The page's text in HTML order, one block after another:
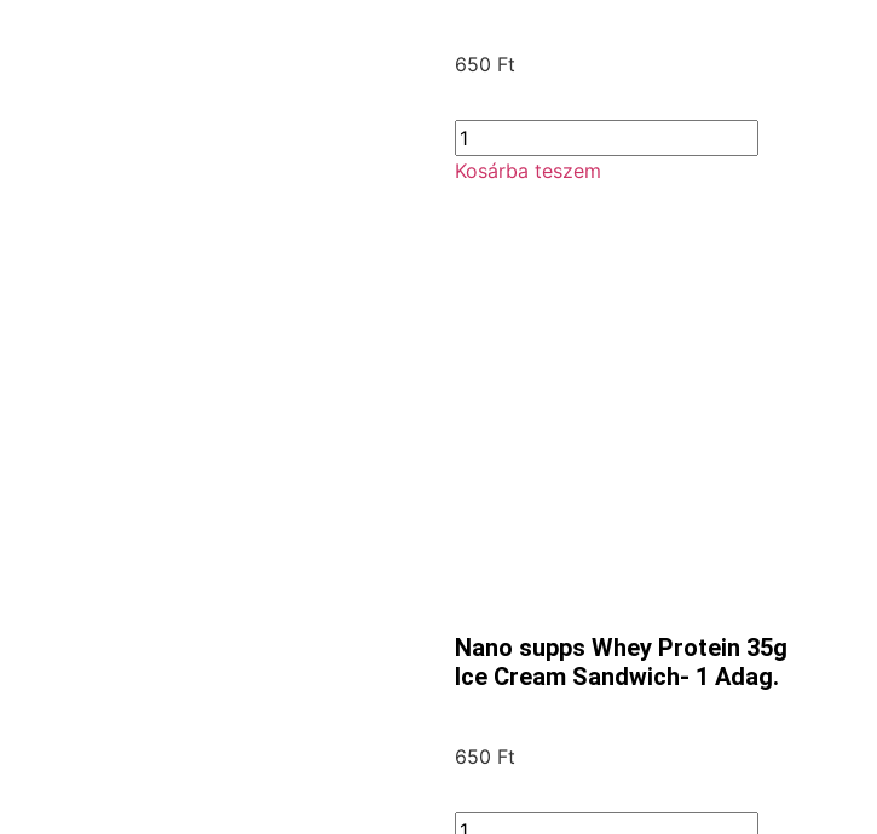
650 Ft
Kosárba teszem
Nano supps Whey Protein 35g
Ice Cream Sandwich- 1 Adag.
650 Ft